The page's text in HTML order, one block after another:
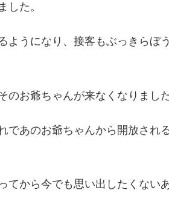
した。
ようになり、接客もぶっきらぼ
お爺ちゃんが来なくなりました
であのお爺ちゃんから開放され
てから今でも思い出したくない